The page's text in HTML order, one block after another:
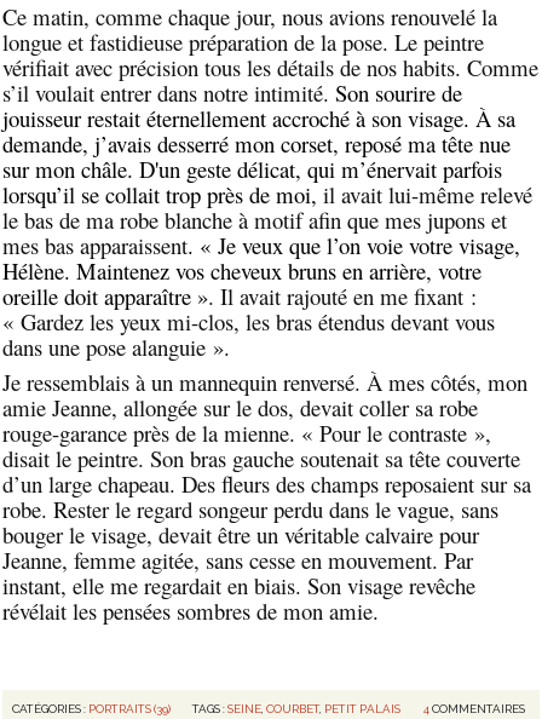
Ce matin, comme chaque jour, nous avions renouvelé la
longue et fastidieuse préparation de la pose. Le peintre
vérifiait avec précision tous les détails de nos habits. Comme
s’il voulait entrer dans notre intimité. Son sourire de
jouisseur restait éternellement accroché à son visage. À sa
demande, j’avais desserré mon corset, reposé ma tête nue
sur mon châle. D'un geste délicat, qui m’énervait parfois
lorsqu’il se collait trop près de moi, il avait lui-même relevé
le bas de ma robe blanche à motif afin que mes jupons et
mes bas apparaissent. « Je veux que l’on voie votre visage,
Hélène. Maintenez vos cheveux bruns en arrière, votre
oreille doit apparaître ». Il avait rajouté en me fixant :
« Gardez les yeux mi-clos, les bras étendus devant vous
dans une pose alanguie ».
Je ressemblais à un mannequin renversé. À mes côtés, mon
amie Jeanne, allongée sur le dos, devait coller sa robe
rouge-garance près de la mienne. « Pour le contraste »,
disait le peintre. Son bras gauche soutenait sa tête couverte
d’un large chapeau. Des fleurs des champs reposaient sur sa
robe. Rester le regard songeur perdu dans le vague, sans
bouger le visage, devait être un véritable calvaire pour
Jeanne, femme agitée, sans cesse en mouvement. Par
instant, elle me regardait en biais. Son visage revêche
révélait les pensées sombres de mon amie.
CATÉGORIES : PORTRAITS (39) TAGS :SEINE ,COURBET, PETIT PALAIS 4 COMMENTAIRES